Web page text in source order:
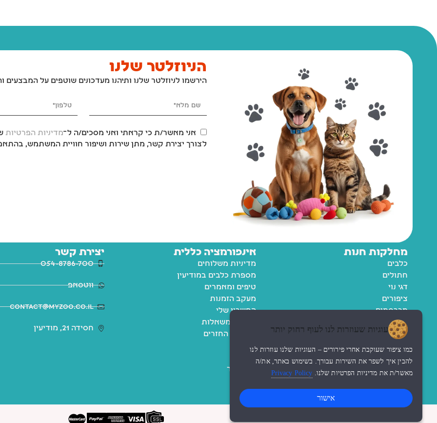
הניוזלטר שלנו
הירשמו לניוזלטר שלנו ותיהנו מעדכונים שוטפים על המבצעים
אני מאשר/ת כי קראתי ואני מסכים/ה ל־מדיניות הפרטיות
לצורך יצירת קשר, מתן שירות ושיפור חוויית המשתמש,
מחלקות חנות
כלבים
חתולים
דגי נוי
ציפורים
מכרסמים
אינפורמציה כללית
מדיניות משלוחים
מספרת כלבים במודיעין
טיפים ומאמרים
מעקב הזמנות
החשבון שלי
רשימת משאלות
מדיניות החזרים
תקנון
צור קשר
יצירת קשר
054-8786-700
ווטסאפ
contact@myzoo.co.il
חסידה 21, מודיעין עוגיות שעוזרות לנו לעוף רחוק יותר
כמו ציפור שעוקבת אחרי פירורים – העוגיות שלנו עוזרות לנו
להבין איך לשפר את השירות עבורך. בשימוש באתר, את/ה
מאשר/ת את מדיניות הפרטיות שלנו. Privacy Policy
אישור